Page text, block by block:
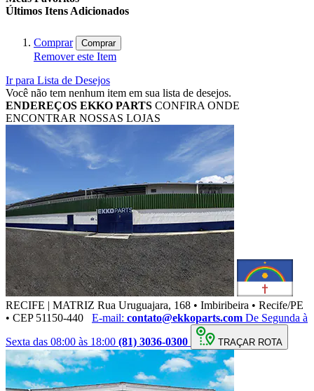
Últimos Itens Adicionados
Comprar Comprar
Remover este Item
Ir para Lista de Desejos
Você não tem nenhum item em sua lista de desejos.
ENDEREÇOS EKKO PARTS CONFIRA ONDE
ENCONTRAR NOSSAS LOJAS
RECIFE | MATRIZ Rua Uruguajara, 168 • Imbiribeira • Recife/PE
• CEP 51150-440
E-mail: contato@ekkoparts.com De Segunda à
Sexta das 08:00 às 18:00 (81) 3036-0300 TRAÇAR ROTA